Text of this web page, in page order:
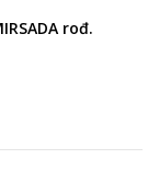
rođ.